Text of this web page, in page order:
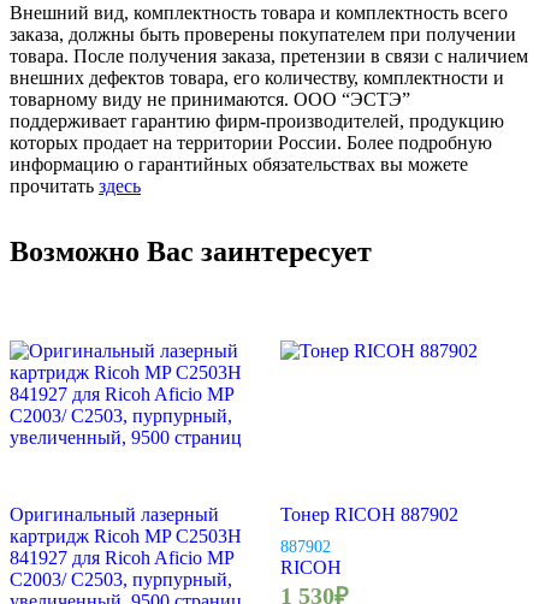
Внешний вид, комплектность товара и комплектность всего
заказа, должны быть проверены покупателем при получении
товара. После получения заказа, претензии в связи с наличием
внешних дефектов товара, его количеству, комплектности и
товарному виду не принимаются. ООО “ЭСТЭ”
поддерживает гарантию фирм-производителей, продукцию
которых продает на территории России. Более подробную
информацию о гарантийных обязательствах вы можете
прочитать здесь
Возможно Вас заинтересует
Оригинальный лазерный
картридж Ricoh MP C2503H
841927 для Ricoh Aficio MP
C2003/ C2503, пурпурный,
Тонер RICOH 887902
887902
RICOH
1 530₽